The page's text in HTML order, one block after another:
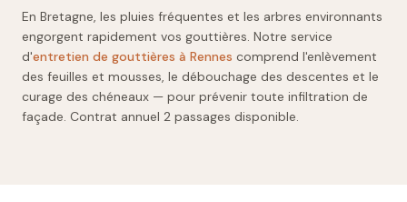
En Bretagne, les pluies fréquentes et les arbres environnants
engorgent rapidement vos gouttières. Notre service
d'entretien de gouttières à Rennes comprend l'enlèvement
des feuilles et mousses, le débouchage des descentes et le
curage des chéneaux — pour prévenir toute infiltration de
façade. Contrat annuel 2 passages disponible.